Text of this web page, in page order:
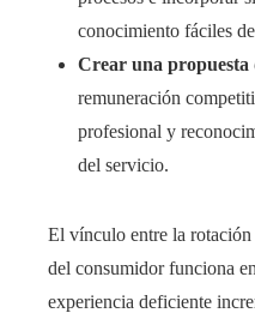
conocimiento fáciles
Crear una propuesta
remuneración
profesional y
del servicio.
El vínculo entre la
del consumidor funciona
experiencia deficiente